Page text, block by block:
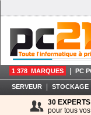
1 378 MARQUES PC
SERVEUR STOCKAGE
30
pour tous